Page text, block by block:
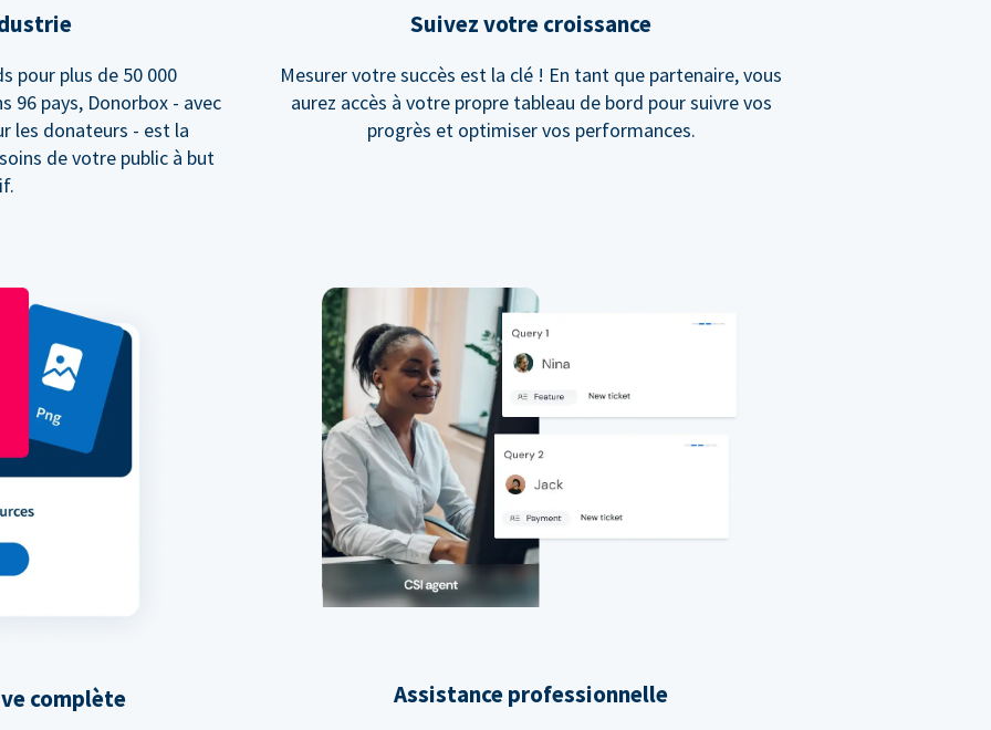
pour plus de 50 000
96 pays, Donorbox - avec
les donateurs - est la
de votre public à but
Suivez votre croissance
Mesurer votre succès est la clé ! En tant que partenaire, vous
aurez accès à votre propre tableau de bord pour suivre vos
progrès et optimiser vos performances.
complète Assistance professionnelle